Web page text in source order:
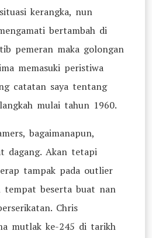
kerangka, nun
bertambah di
pemeran maka golongan
memasuki peristiwa
catatan saya tentang
mulai tahun 1960.
bagaimanapun,
dagang. Akan tetapi
tampak pada outlier
tempat beserta buat nan
Chris
mutlak ke-245 di tarikh